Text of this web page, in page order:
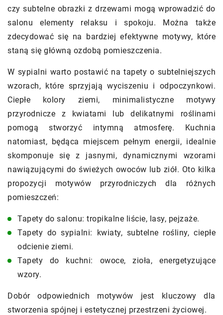
czy subtelne obrazki z drzewami mogą wprowadzić do
salonu elementy relaksu i spokoju. Można także
zdecydować się na bardziej efektywne motywy, które
staną się główną ozdobą pomieszczenia.
W sypialni warto postawić na tapety o subtelniejszych
wzorach, które sprzyjają wyciszeniu i odpoczynkowi.
Ciepłe kolory ziemi, minimalistyczne motywy
przyrodnicze z kwiatami lub delikatnymi roślinami
pomogą stworzyć intymną atmosferę. Kuchnia
natomiast, będąca miejscem pełnym energii, idealnie
skomponuje się z jasnymi, dynamicznymi wzorami
nawiązującymi do świeżych owoców lub ziół. Oto kilka
propozycji motywów przyrodniczych dla różnych
pomieszczeń:
Tapety do salonu: tropikalne liście, lasy, pejzaże.
Tapety do sypialni: kwiaty, subtelne rośliny, ciepłe
odcienie ziemi.
Tapety do kuchni: owoce, zioła, energetyzujące
wzory.
Dobór odpowiednich motywów jest kluczowy dla
stworzenia spójnej i estetycznej przestrzeni życiowej.